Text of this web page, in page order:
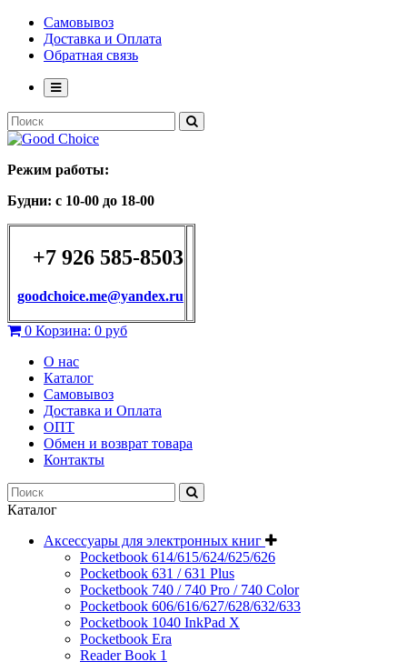
Самовывоз
Доставка и Оплата
Обратная связь
Режим работы:
Будни: с 10-00 до 18-00
+7 926 585-8503
goodchoice.me@yandex.ru
0 Корзина: 0 руб
О нас
Каталог
Самовывоз
Доставка и Оплата
ОПТ
Обмен и возврат товара
Контакты
Каталог
Аксессуары для электронных книг
Pocketbook 614/615/624/625/626
Pocketbook 631 / 631 Plus
Pocketbook 740 / 740 Pro / 740 Color
Pocketbook 606/616/627/628/632/633
Pocketbook 1040 InkPad X
Pocketbook Era
Reader Book 1